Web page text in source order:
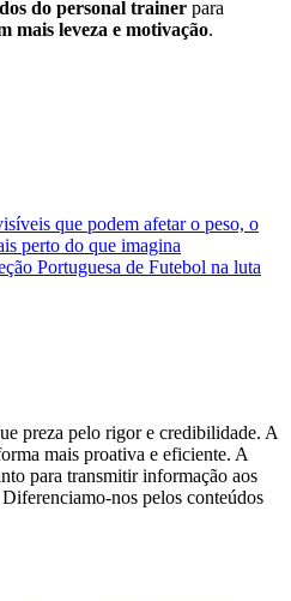
do personal trainer para
mais leveza e motivação.
que podem afetar o peso, o
perto do que imagina
Portuguesa de Futebol na luta
preza pelo rigor e credibilidade. A
mais proativa e eficiente. A
para transmitir informação aos
nos pelos conteúdos